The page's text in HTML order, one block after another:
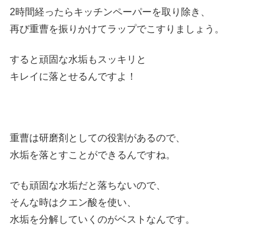
2時間経ったらキッチンペーパーを取り除き、
再び重曹を振りかけてラップでこすりましょう。
すると頑固な水垢もスッキリと
キレイに落とせるんですよ！
重曹は研磨剤としての役割があるので、
水垢を落とすことができるんですね。
でも頑固な水垢だと落ちないので、
そんな時はクエン酸を使い、
水垢を分解していくのがベストなんです。